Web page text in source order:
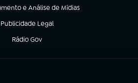
e Análise de Mídias
nova aba)
Publicidade Legal
(abre em nova aba)
Rádio Gov
(abre em nova aba)